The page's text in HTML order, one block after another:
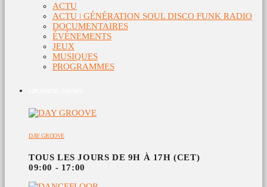
ACTU
ACTU | GÉNÉRATION SOUL DISCO FUNK RADIO
DOCUMENTAIRES
ÉVÉNEMENTS
JEUX
MUSIQUES
PROGRAMMES
DAY GROOVE
TOUS LES JOURS DE 9H À 17H (CET)
09:00 - 17:00